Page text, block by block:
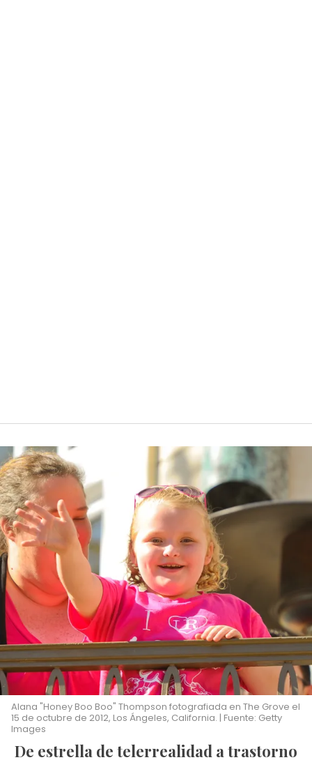
Alana "Honey Boo Boo" Thompson fotografiada en The Grove el
15 de octubre de 2012, Los Ángeles, California. | Fuente: Getty
Images
De estrella de telerrealidad a trastorno